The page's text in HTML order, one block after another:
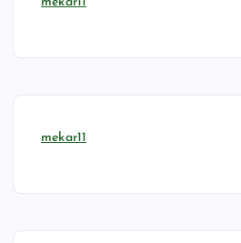
mekar11